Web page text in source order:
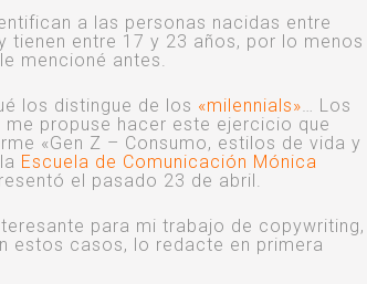
a las personas nacidas entre
tienen entre 17 y 23 años, por lo menos
mencioné antes.
los distingue de los «milennials»… Los
propuse hacer este ejercicio que
«Gen Z – Consumo, estilos de vida y
Escuela de Comunicación Mónica
el pasado 23 de abril.
para mi trabajo de copywriting,
estos casos, lo redacte en primera